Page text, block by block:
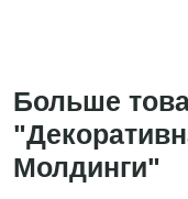
Больше
Молдинги"